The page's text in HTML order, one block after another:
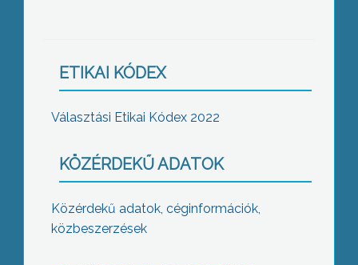
ETIKAI KÓDEX
Választási Etikai Kódex 2022
KÖZÉRDEKŰ ADATOK
Közérdekű adatok, céginformációk,
közbeszerzések